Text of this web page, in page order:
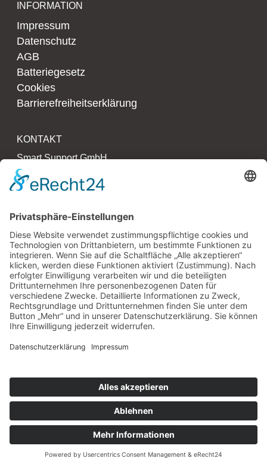
INFORMATION
Impressum
Datenschutz
AGB
Batteriegesetz
Cookies
Barrierefreiheitserklärung
KONTAKT
Smart Support GmbH
Kollaustr. 64 – 66
22529 Hamburg
F 040 790 273 27 3
www.smartsupport.de
hallo@smartsupport.de
PARTNER